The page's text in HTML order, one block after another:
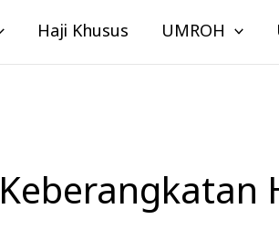
Haji Khusus UMROH